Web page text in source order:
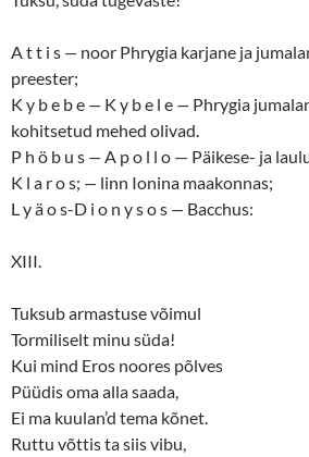
A t t i s — noor Phrygia karjane ja
preester;
K y b e b e — K y b e l e — Phrygia
kohitsetud mehed olivad.
P h ö b u s — A p o l l o — Päikese- ja
K l a r o s; — linn Ionina maakonnas;
L y ä o s-D i o n y s o s — Bacchus:
XIII.
Tuksub armastuse võimul
Tormiliselt minu süda!
Kui mind Eros noores põlves
Püüdis oma alla saada,
Ei ma kuulan’d tema kõnet.
Ruttu võttis ta siis vibu,